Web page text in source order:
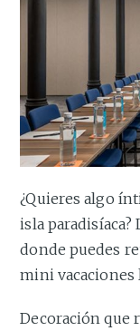
¿Quieres algo
isla paradisíaca?
donde puedes
mini vacaciones
Decoración que